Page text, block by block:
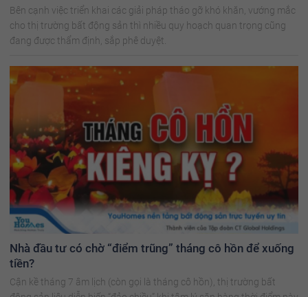
Bên cạnh việc triển khai các giải pháp tháo gỡ khó khăn, vướng mắc
cho thị trường bất động sản thì nhiều quy hoạch quan trọng cũng
đang được thẩm định, sắp phê duyệt.
Nhà đầu tư có chờ “điểm trũng” tháng cô hồn để xuống
tiền?
Cận kề tháng 7 âm lịch (còn gọi là tháng cô hồn), thị trường bất